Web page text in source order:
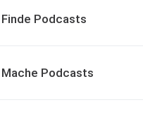
Finde Podcasts
Mache Podcasts